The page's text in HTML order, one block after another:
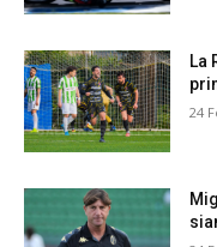
La
24